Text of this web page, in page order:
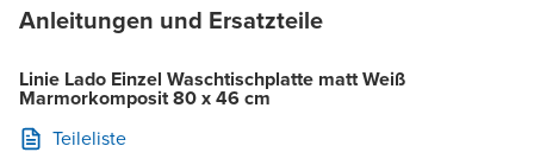
Anleitungen und Ersatzteile
Linie Lado Einzel Waschtischplatte matt Weiß
Marmorkomposit 80 x 46 cm
Teileliste